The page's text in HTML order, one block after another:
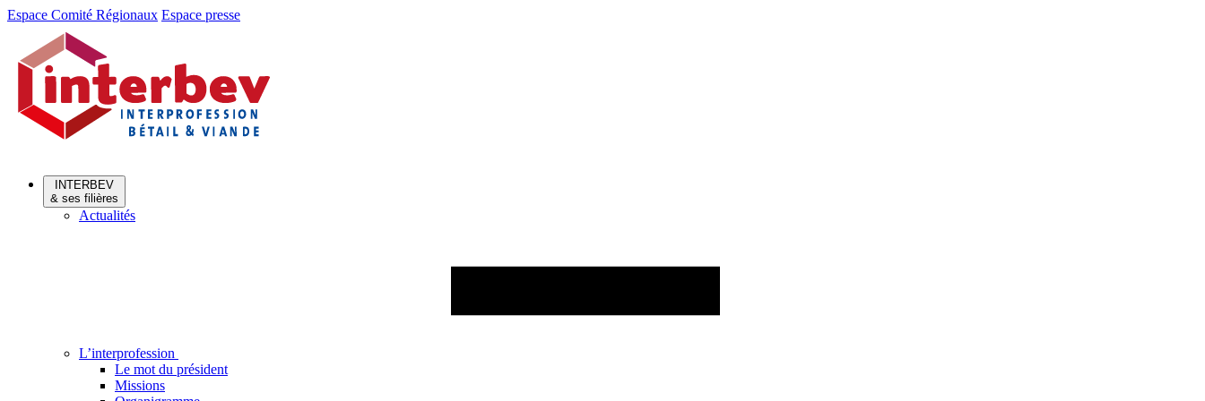
Aller
Aller
contenu
Espace Comité Régionaux Espace presse
INTERBEV
& ses filières
Actualités
L’interprofession
Le mot du président
Missions